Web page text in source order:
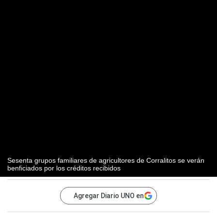
Sesenta grupos familiares de agricultores de Corralitos se verán
benficiados por los créditos recibidos
Agregar Diario UNO en